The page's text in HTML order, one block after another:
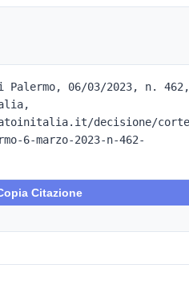
06/03/2023, n. 462,
decisione/
6-marzo-2023-n-462-
Citazione